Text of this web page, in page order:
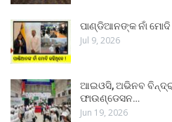
ପାଣ୍ଡିଆନଙ୍କ ନାଁ ମୋଦି
Jul 9, 2026
ଆଇଓସି, ଅଭିନବ
ଫାଉଣ୍ଡେସନ…
Jun 19, 2026